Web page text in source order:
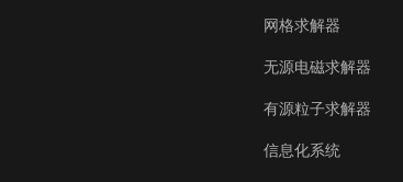
网格求解器
无源电磁求解器
有源粒子求解器
信息化系统